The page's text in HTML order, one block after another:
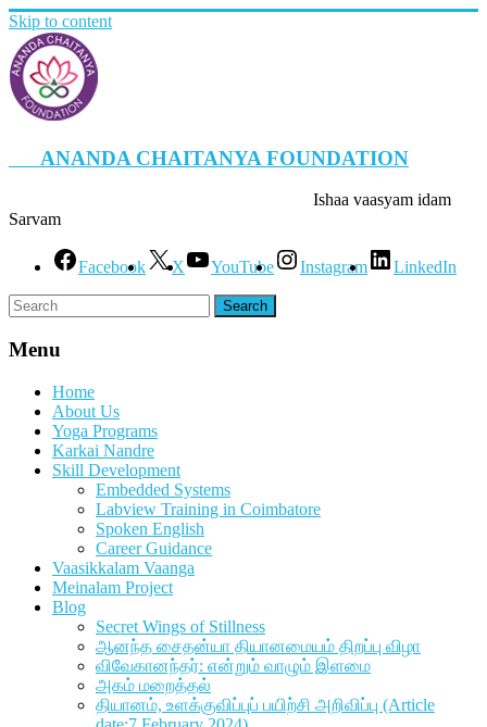
Skip to content
ANANDA CHAITANYA FOUNDATION
Ishaa vaasyam idam
Sarvam
Facebook X YouTube Instagram LinkedIn
Menu
Home
About Us
Yoga Programs
Karkai Nandre
Skill Development
Embedded Systems
Labview Training in Coimbatore
Spoken English
Career Guidance
Vaasikkalam Vaanga
Meinalam Project
Blog
Secret Wings of Stillness
ஆனந்த சைதன்யா தியானமையம் திறப்பு விழா
விவேகானந்தர்: என்றும் வாழும் இளமை
அகம் மறைத்தல்
தியானம், உளக்குவிப்புப் பயிற்சி அறிவிப்பு (Article